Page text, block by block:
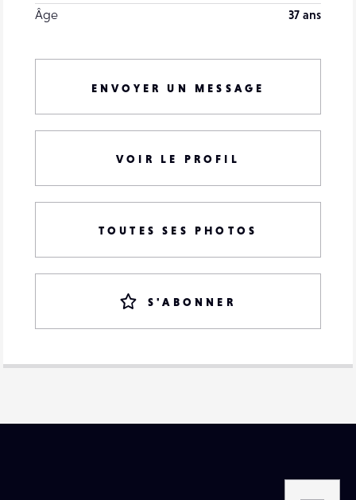
Âge
37 ans
ENVOYER UN MESSAGE
VOIR LE PROFIL
TOUTES SES PHOTOS
S'ABONNER